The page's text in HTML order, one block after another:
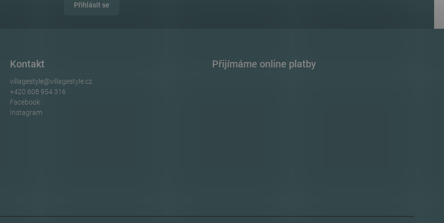
Přihlásit se
Kontakt
villagestyle@villagestyle.cz
+420 608 954 316
Facebook
Instagram
Přijímáme online platby